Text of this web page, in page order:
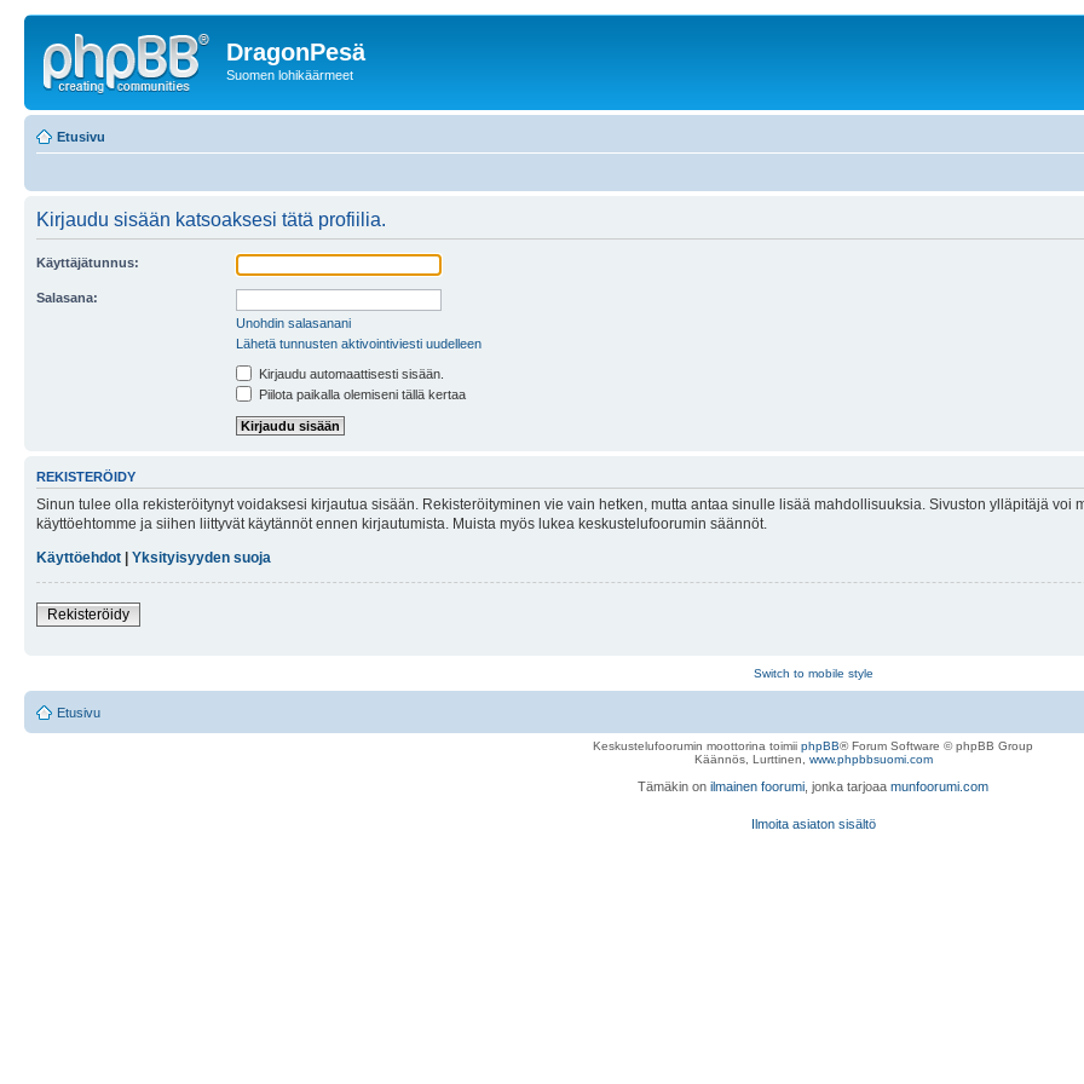
DragonPesä
Suomen lohikäärmeet
Etusivu
Kirjaudu sisään katsoaksesi tätä profiilia.
Käyttäjätunnus:
Salasana:
Unohdin salasanani
Lähetä tunnusten aktivointiviesti uudelleen
Kirjaudu automaattisesti sisään.
Piilota paikalla olemiseni tällä kertaa
REKISTERÖIDY
Sinun tulee olla rekisteröitynyt voidaksesi kirjautua sisään. Rekisteröityminen vie vain hetken, mutta antaa sinulle lisää mahdollisuuksia. Sivuston ylläpitäjä
käyttöehtomme ja siihen liittyvät käytännöt ennen kirjautumista. Muista myös lukea keskustelufoorumin säännöt.
Käyttöehdot
Yksityisyyden suoja
Rekisteröidy
Switch to mobile style
Etusivu
Keskustelufoorumin moottorina toimii phpBB® Forum Software © phpBB Group
Käännös, Lurttinen, www.phpbbsuomi.com
Tämäkin on ilmainen foorumi , jonka tarjoaa munfoorumi.com
Ilmoita asiaton sisältö